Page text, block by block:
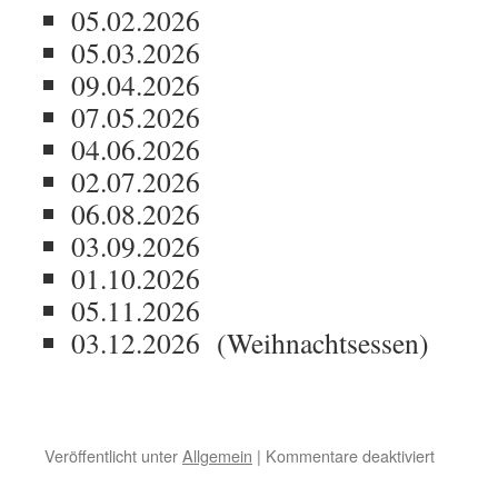
05.02.2026
05.03.2026
09.04.2026
07.05.2026
04.06.2026
02.07.2026
06.08.2026
03.09.2026
01.10.2026
05.11.2026
03.12.2026 (Weihnachtsessen)
Veröffentlicht unterAllgemein | Kommentare deaktiviertfür